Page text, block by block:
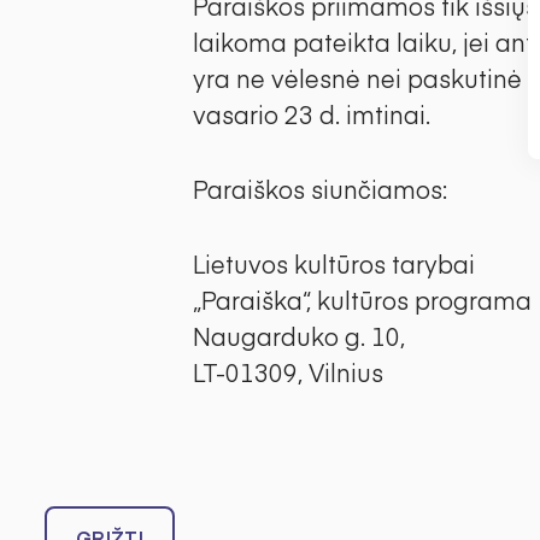
laikoma pateikta laiku, jei
yra ne vėlesnė nei paskutinė
vasario 23 d. imtinai.
Paraiškos siunčiamos:
Lietuvos kultūros tarybai
„Paraiška“, kultūros programa
Naugarduko g. 10,
LT-01309, Vilnius